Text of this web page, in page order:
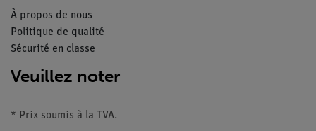
À propos de nous
Politique de qualité
Sécurité en classe
Veuillez noter
* Prix soumis à la TVA.